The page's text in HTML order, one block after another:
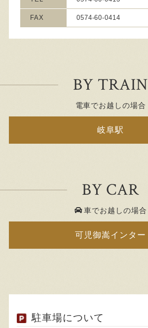
FAX 0574-60-0414
BY TRAIN
電車でお越しの場合
岐阜駅
BY CAR
車でお越しの場合
可児御嵩インター
駐車場について